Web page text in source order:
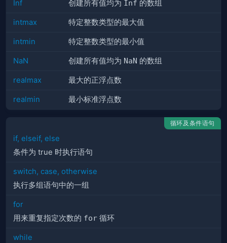
Inf 创建所有值均为 Inf 的数组
intmax 特定整数类型的最大值
intmin 特定整数类型的最小值
NaN 创建所有值均为 NaN 的数组
realmax 最大的正浮点数
realmin 最小标准浮点数
循环及条件语句
if, elseif, else
条件为 true 时执行语句
switch, case, otherwise
执行多组语句中的一组
for
用来重复指定次数的 for 循环
while